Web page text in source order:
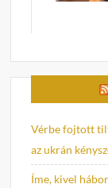
Vérbe fojtott
az ukrán
Íme, kivel